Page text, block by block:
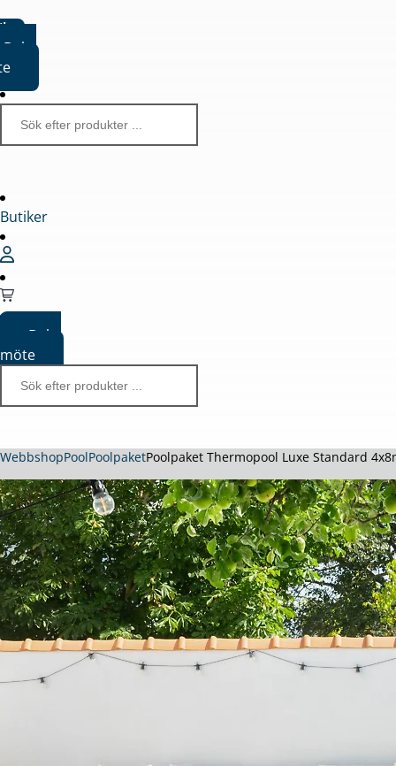
Boka
Butiker
Boka
möte
WebbshopPoolPoolpaketPoolpaket Thermopool Luxe Standard